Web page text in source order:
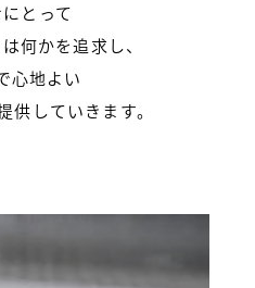
とって
何かを追求し、
心地よい
供していきます。